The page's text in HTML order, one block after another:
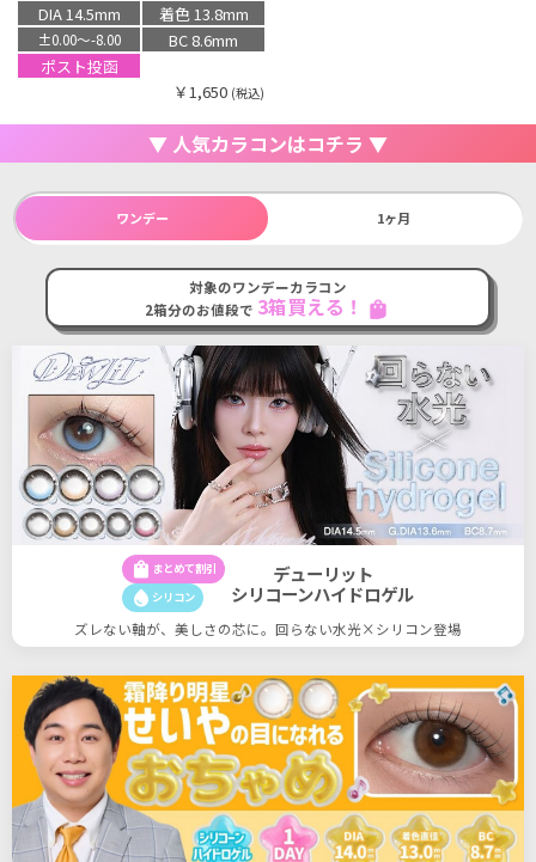
DIA 14.5mm
着色 13.8mm
±0.00〜-8.00
BC 8.6mm
ポスト投函
￥1,650 (税込)
▼ 人気カラコンはコチラ ▼
ワンデー 1ヶ月
対象のワンデーカラコン
2箱分のお値段で 3箱買える！ shopping_bag
shopping_bag まとめて割引
water_drop シリコン
デューリット
シリコーンハイドロゲル
ズレない軸が、美しさの芯に。回らない水光×シリコン登場